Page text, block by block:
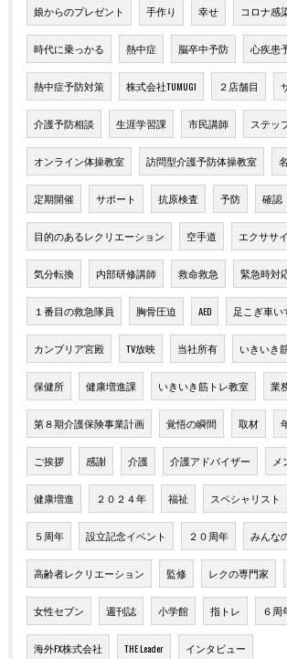
娘からのプレゼント 手作り 幸せ コロナ感
時代に乗っかる 熱中症 脳卒中予防 心疾患
熱中症予防対策 株式会社TUMUGI ２店舗目
介護予防相談 生涯学習課 市民講師 ステッ
オンライン体操教室 訪問型介護予防体操教室
定期開催 サポート 抗原検査 予防 確認
目的のあるレクリエーション 空手道 エクササ
気分転換 内部研修講師 救命救急 緊急時対
１番目の救急隊員 胸骨圧迫 AED 足こぎ車い
カンブリア宮殿 TV放映 当社所有 いきいき
保健所 健康増進課 いきいき筋トレ教室 業
第８期介護保険事業計画 覚悟の瞬間 取材
ご挨拶 感謝 介護 介護アドバイザー メ
健康増進 ２０２４年 福祉 スペシャリスト
５周年 設立記念イベント ２０周年 みんな
高齢者レクリエーション 監修 レクの専門家
女性セブン 週刊誌 小学館 指トレ ６周
海外FX株式会社 THE Leader インタビュー